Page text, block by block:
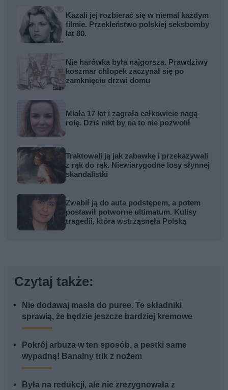
Kazali jej rozbierać się w niemal każdym
filmie. Przekleństwo polskiej seksbomby
lat 80.
Nie harówka była najgorsza. Prawdziwy
koszmar chłopek zaczynał się po
zamknięciu drzwi domu
Miała 17 lat i zagrała całkowicie nagą
rolę. Dziś nikt by na to nie pozwolił
Traktowali ją jak zabawkę i przekazywali
z rąk do rąk. Niewiarygodne losy słynnej
skandalistki
Zwabił ją do auta podstępem, a potem
postawił potworne ultimatum. Kulisy
tragedii, która wstrząsnęła Polską
Czytaj także:
Nie dodawaj masła do puree. Te składniki
sprawią, że będzie jeszcze bardziej kremowe
Pokrój arbuza w ten sposób, a pestki same
wypadną! Banalny trik z nożem
Była na redukcji, ale nie zrezygnowała z